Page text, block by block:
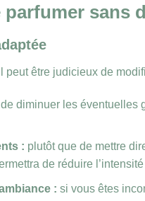
sans
peut être judicieux de
diminuer les éventuelles
: plutôt que de mettre
de réduire
: si vous êtes